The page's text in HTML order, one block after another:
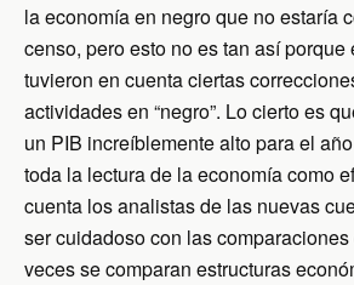
la economía en negro que no estaría
censo, pero esto no es tan así porque
tuvieron en cuenta ciertas
actividades en “negro”. Lo cierto es
un PIB increíblemente alto para el
toda la lectura de la economía como
cuenta los analistas de las nuevas
ser cuidadoso con las
veces se comparan estructuras